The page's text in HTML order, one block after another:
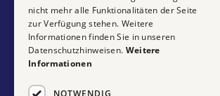
E-Mail Adresse
nicht mehr alle Funktionalitäten der Seite
zur Verfügung stehen. Weitere
Informationen finden Sie in unseren
Datenschutzhinweisen. Weitere
Informationen
NOTWENDIG